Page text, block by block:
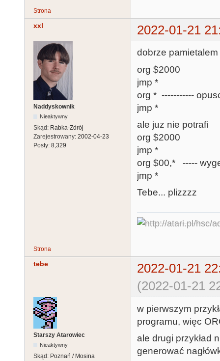
Strona
xxl 2022-01-21
Naddyskownik
Nieaktywny
Skąd: Rabka-Zdrój
Zarejestrowany: 2002-04-23
Posty: 8,329
dobrze
org $2000
jmp *
org * -----------
jmp *
ale juz nie potrafi
org $2000
jmp *
org $00,* -----
jmp *
Tebe... plizzzz
Strona
tebe
2022-01-21
(2022-01-21
Starszy Atarowiec
Nieaktywny
Skąd: Poznań / Mosina
w pierwszym
programu, więc
ale drugi przykład
generować